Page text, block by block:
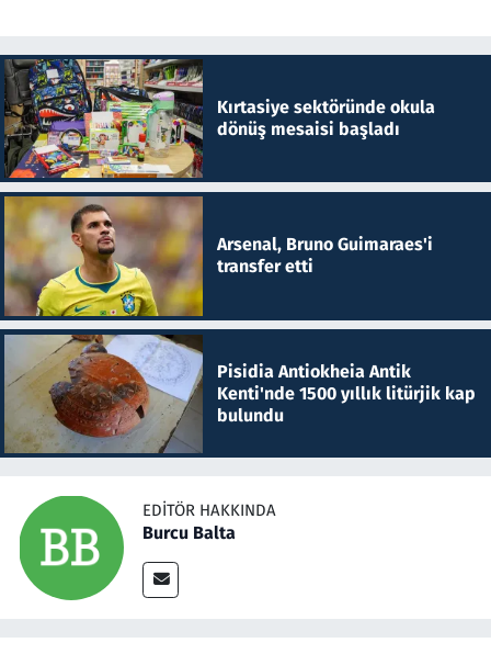
Kırtasiye sektöründe okula
dönüş mesaisi başladı
Arsenal, Bruno Guimaraes'i
transfer etti
Pisidia Antiokheia Antik
Kenti'nde 1500 yıllık litürjik kap
bulundu
EDITÖR HAKKINDA
Burcu Balta